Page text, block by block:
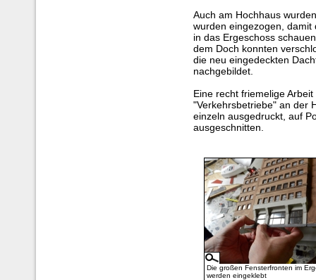
Auch am Hochhaus
wurden eingezogen,
in das Ergeschoss
dem Doch konnten
die neu eingedeckten
nachgebildet.
Eine recht friemelige
"Verkehrsbetriebe" an der
einzeln ausgedruckt, auf
ausgeschnitten.
Die großen Fensterfronten im
werden eingeklebt